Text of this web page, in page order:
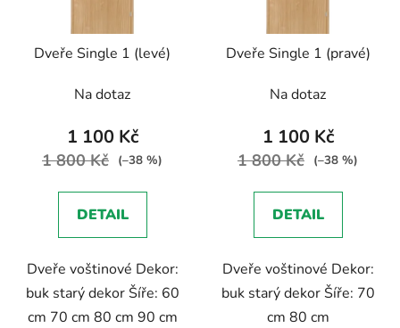
Dveře Single 1 (levé)
Na dotaz
1 100 Kč
1 800 Kč (–38 %)
DETAIL
Dveře voštinové Dekor:
buk starý dekor Šíře: 60
cm 70 cm 80 cm 90 cm
Dveře Single 1 (pravé)
Na dotaz
1 100 Kč
1 800 Kč (–38 %)
DETAIL
Dveře voštinové Dekor:
buk starý dekor Šíře: 70
cm 80 cm